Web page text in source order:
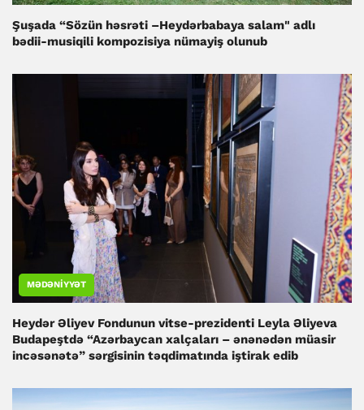
Şuşada “Sözün həsrəti –Heydərbabaya salam" adlı
bədii-musiqili kompozisiya nümayiş olunub
MƏDƏNIYYƏT
Heydər Əliyev Fondunun vitse-prezidenti Leyla Əliyeva
Budapeştdə “Azərbaycan xalçaları – ənənədən müasir
incəsənətə” sərgisinin təqdimatında iştirak edib